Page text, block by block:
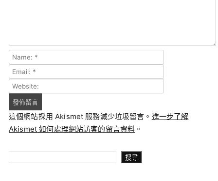
這個網站採用 Akismet 服務減少垃圾留言。 進一步了解
Akismet 如何處理網站訪客的留言資料 。
搜尋